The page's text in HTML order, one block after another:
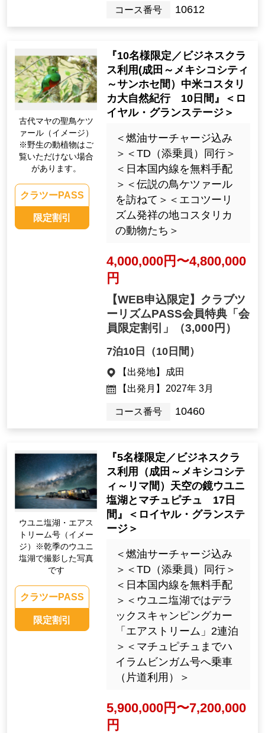
コース番号 10612
古代マヤの聖鳥ケツ
ァール（イメージ）
※野生の動植物はご
覧いただけない場合
があります。
クラツーPASS
限定割引
『10名様限定／ビジネスクラ
ス利用(成田～メキシコシティ
～サンホセ間）中米コスタリ
カ大自然紀行 10日間』＜ロ
イヤル・グランステージ＞
＜燃油サーチャージ込み
＞＜TD（添乗員）同行＞
＜日本国内線を無料手配
＞＜伝説の鳥ケツァール
を訪ねて＞＜エコツーリ
ズム発祥の地コスタリカ
の動物たち＞
4,000,000円〜4,800,000
円
【WEB申込限定】クラブツ
ーリズムPASS会員特典「会
員限定割引」
（3,000円）
7泊10日（10日間）
【出発地】
成田
【出発月】 2027年 3月
コース番号 10460
ウユニ塩湖・エアス
トリーム号（イメー
ジ）※乾季のウユニ
塩湖で撮影した写真
です
クラツーPASS
限定割引
『5名様限定／ビジネスクラ
ス利用（成田～メキシコシテ
ィ～リマ間）天空の鏡ウユニ
塩湖とマチュピチュ 17日
間』＜ロイヤル・グランステ
ージ＞
＜燃油サーチャージ込み
＞＜TD（添乗員）同行＞
＜日本国内線を無料手配
＞＜ウユニ塩湖ではデラ
ックスキャンピングカー
「エアストリーム」2連泊
＞＜マチュピチュまでハ
イラムビンガム号へ乗車
（片道利用）＞
5,900,000円〜7,200,000
円